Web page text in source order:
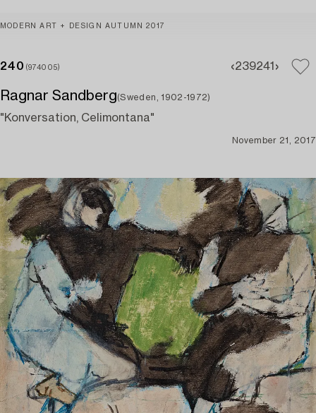
MODERN ART + DESIGN AUTUMN 2017
240 (974005) 239241
Ragnar Sandberg(Sweden, 1902-1972)
"Konversation, Celimontana"
November 21, 2017